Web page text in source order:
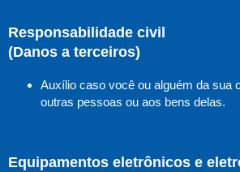
Responsabilidade civil
(Danos a terceiros)
Auxílio caso você ou alguém da sua
outras pessoas ou aos bens delas.
Equipamentos eletrônicos e